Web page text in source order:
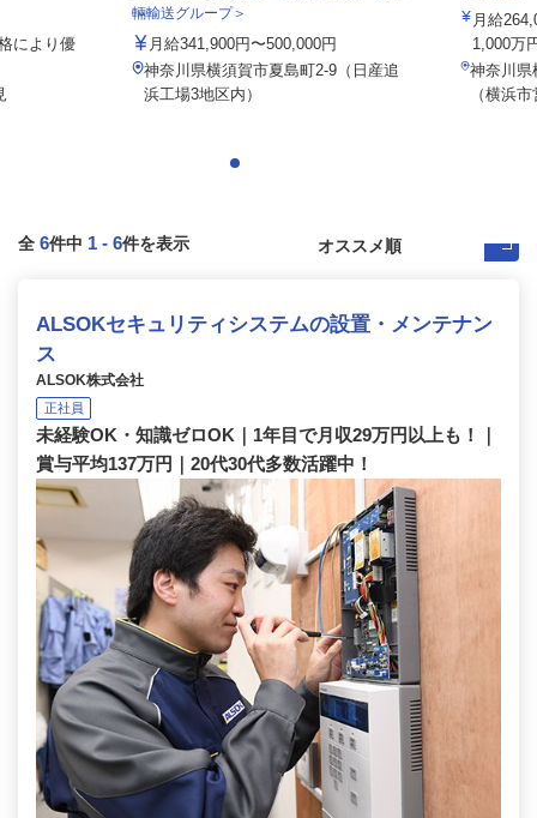
により優
輛輸送グループ＞
月給341,900円〜500,000円
神奈川県横須賀市夏島町2-9（日産追
浜工場3地区内）
月給
1,000万
神奈川県
（横浜
全 6件中 1 - 6件を表示
ALSOKセキュリティシステムの設置・メンテナン
ス
ALSOK株式会社
正社員
未経験OK・知識ゼロOK｜1年目で月収29万円以上も！｜
賞与平均137万円｜20代30代多数活躍中！